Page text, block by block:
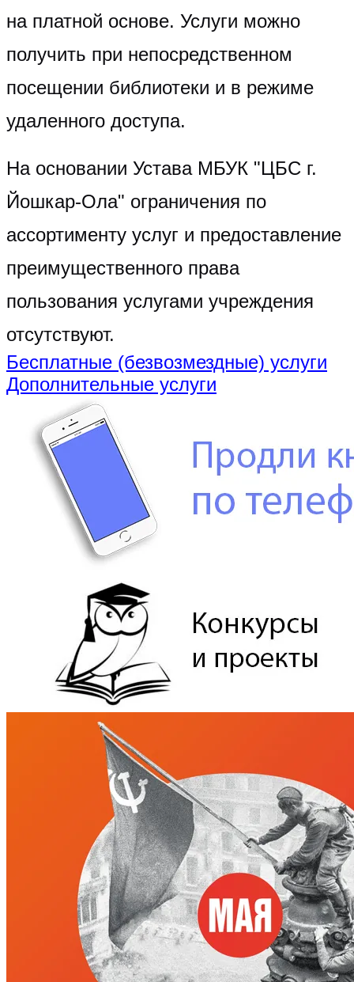
на платной основе. Услуги можно
получить при непосредственном
посещении библиотеки и в режиме
удаленного доступа.
На основании Устава МБУК "ЦБС г.
Йошкар-Ола" ограничения по
ассортименту услуг и предоставление
преимущественного права
пользования услугами учреждения
отсутствуют.
Бесплатные (безвозмездные) услуги
Дополнительные услуги